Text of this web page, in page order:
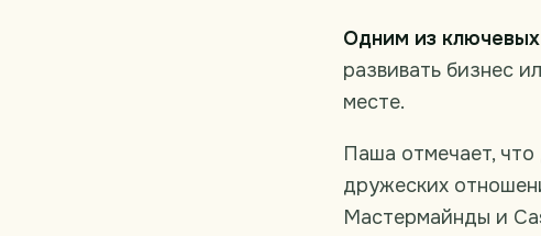
Одним из ключевых
развивать бизнес
месте.
Паша отмечает,
дружеских
Мастермайнды и